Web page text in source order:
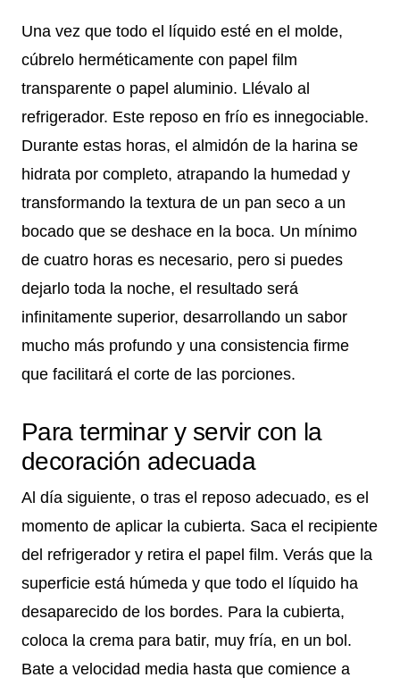
Una vez que todo el líquido esté en el molde,
cúbrelo herméticamente con papel film
transparente o papel aluminio. Llévalo al
refrigerador. Este reposo en frío es innegociable.
Durante estas horas, el almidón de la harina se
hidrata por completo, atrapando la humedad y
transformando la textura de un pan seco a un
bocado que se deshace en la boca. Un mínimo
de cuatro horas es necesario, pero si puedes
dejarlo toda la noche, el resultado será
infinitamente superior, desarrollando un sabor
mucho más profundo y una consistencia firme
que facilitará el corte de las porciones.
Para terminar y servir con la
decoración adecuada
Al día siguiente, o tras el reposo adecuado, es el
momento de aplicar la cubierta. Saca el recipiente
del refrigerador y retira el papel film. Verás que la
superficie está húmeda y que todo el líquido ha
desaparecido de los bordes. Para la cubierta,
coloca la crema para batir, muy fría, en un bol.
Bate a velocidad media hasta que comience a